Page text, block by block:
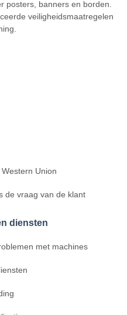
posters, banners en borden.
veiligheidsmaatregelen
Union
de vraag van de klant
diensten
met machines